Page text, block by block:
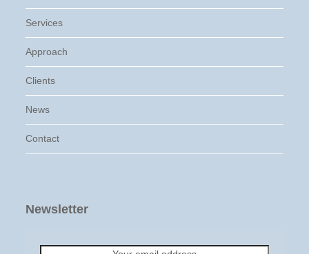
Services
Approach
Clients
News
Contact
Newsletter